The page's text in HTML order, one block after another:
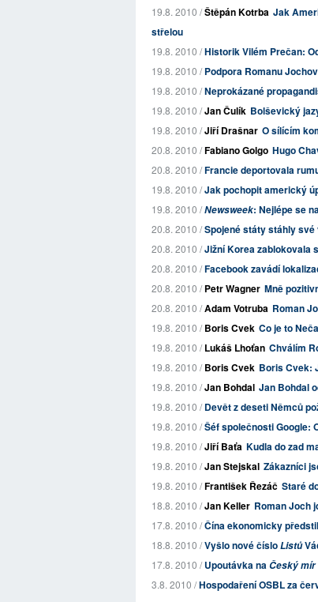
19.8. 2010 /Štěpán Kotrba Jak
střelou
19.8. 2010 /Historik Vilém Prečan:
19.8. 2010 /Podpora Romanu
19.8. 2010 /Neprokázané
19.8. 2010 /Jan Čulík Bolševický
19.8. 2010 /Jiří Drašnar O sílícím
20.8. 2010 /Fabiano Golgo Hugo
20.8. 2010 /Francie deportovala
19.8. 2010 /Jak pochopit americký
19.8. 2010 /Newsweek: Nejlépe se
20.8. 2010 /Spojené státy stáhly
20.8. 2010 /Jižní Korea zablokovala
20.8. 2010 /Facebook zavádí
20.8. 2010 /Petr Wagner Mně
20.8. 2010 /Adam Votruba Roman
19.8. 2010 /Boris Cvek Co je to
19.8. 2010 /Lukáš Lhoťan Chválím
19.8. 2010 /Boris Cvek Boris Cvek:
19.8. 2010 /Jan Bohdal Jan Bohdal
19.8. 2010 /Devět z deseti Němců
19.8. 2010 /Šéf společnosti Google:
19.8. 2010 /Jiří Baťa Kudla do zad
19.8. 2010 /Jan Stejskal Zákazníci
19.8. 2010 /František Řezáč Staré
18.8. 2010 /Jan Keller Roman Joch
17.8. 2010 /Čína ekonomicky
18.8. 2010 /Vyšlo nové čísloListů
17.8. 2010 /Upoutávka naČeský mír
3.8. 2010 /Hospodaření OSBL za